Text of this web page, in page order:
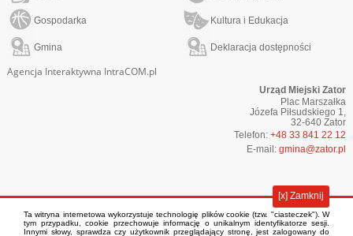
Gospodarka Kultura i Edukacja
Gmina Deklaracja dostępności
Agencja Interaktywna IntraCOM.pl
Urząd Miejski Zator
Plac Marszałka
Józefa Piłsudskiego 1,
32-640 Zator
Telefon:+48 33 841 22 12
E-mail:gmina@zator.pl
Ta witryna internetowa wykorzystuje technologię plików cookie (tzw. "ciasteczek"). W
tym przypadku, cookie przechowuje informację o unikalnym identyfikatorze sesji.
Innymi słowy, sprawdza czy użytkownik przeglądający stronę, jest zalogowany do
[x] Zamknij